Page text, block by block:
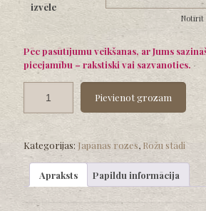
izvēle
Notīrīt
Pēc pasūtījumu veikšanas, ar Jums
pieejamību – rakstiski vai sazvanoties.
Pievienot grozam
Kategorijas: Japānas rozes, Rožu stādi
Apraksts Papildu informācija